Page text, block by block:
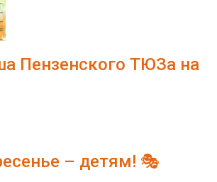
Пензенского ТЮЗа на
– детям! 🎭